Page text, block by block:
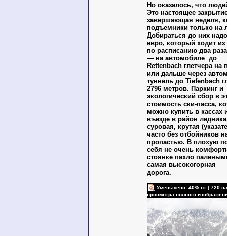
Но оказалось, что
Это настоящее
завершающая неделя,
подъемники только на
Добираться до них
евро, который ходит из
по расписанию два
— на автомобиле до
Rettenbach глетчера на
или дальше через
туннель до Tiefenbach
2796 метров. Паркинг и
экологический сбор в
стоимость ски-пасса,
можно купить в кассах
въезде в район
суровая, крутая
часто без отбойников
пропастью. В плохую
себя не очень
стоянке пахло
самая высокогорная
дорога.
Уменьшено: 40% от [ 720
просмотра полного